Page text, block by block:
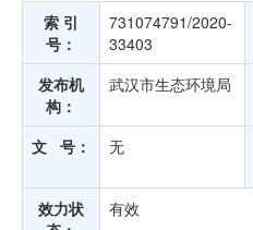
索 引
号：
731074791/2020-
33403
发布机
构：
武汉市生态环境局
文 号：
无
效力状
有效